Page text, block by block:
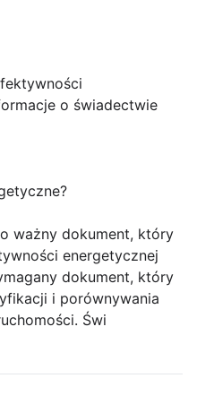
o świadectwie
ważny dokument, który
energetycznej
dokument, który
i porównywania
Świ